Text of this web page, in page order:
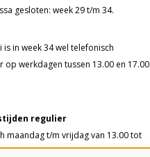
gesloten: week 29 t/m 34.
is in week 34 wel telefonisch
op werkdagen tussen 13.00 en 17.00
regulier
maandag t/m vrijdag van 13.00 tot